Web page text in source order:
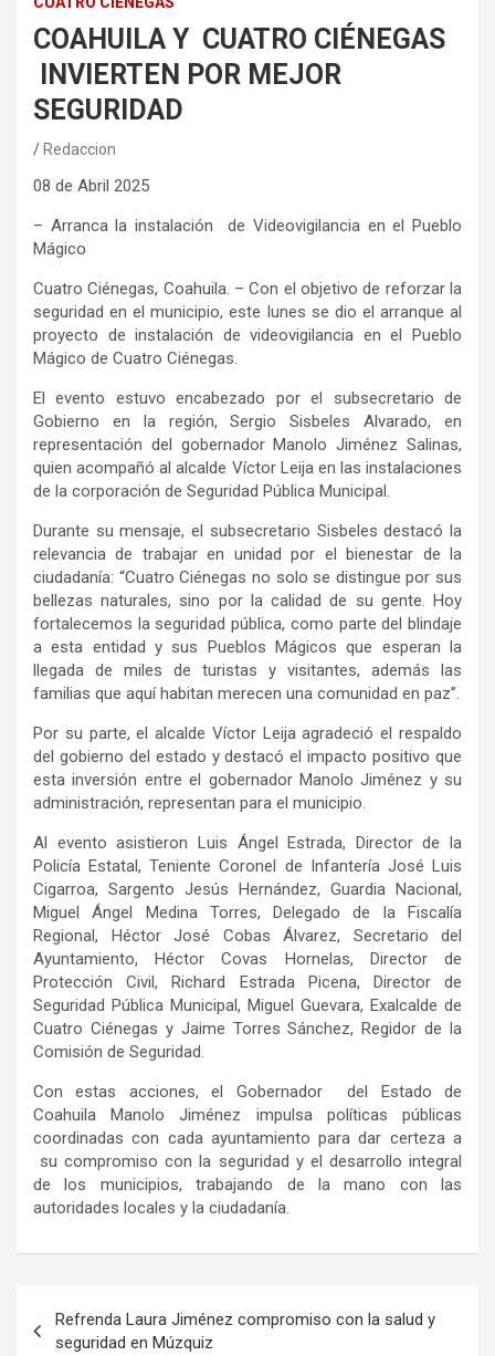
COAHUILA Y CUATRO CIÉNEGAS
INVIERTEN POR MEJOR
SEGURIDAD
Redaccion
08 de Abril 2025
– Arranca la instalación de Videovigilancia en el Pueblo
Mágico
Cuatro Ciénegas, Coahuila. – Con el objetivo de reforzar la
seguridad en el municipio, este lunes se dio el arranque al
proyecto de instalación de videovigilancia en el Pueblo
Mágico de Cuatro Ciénegas.
El evento estuvo encabezado por el subsecretario de
Gobierno en la región, Sergio Sisbeles Alvarado, en
representación del gobernador Manolo Jiménez Salinas,
quien acompañó al alcalde Víctor Leija en las instalaciones
de la corporación de Seguridad Pública Municipal.
Durante su mensaje, el subsecretario Sisbeles destacó la
relevancia de trabajar en unidad por el bienestar de la
ciudadanía: “Cuatro Ciénegas no solo se distingue por sus
bellezas naturales, sino por la calidad de su gente. Hoy
fortalecemos la seguridad pública, como parte del blindaje
a esta entidad y sus Pueblos Mágicos que esperan la
llegada de miles de turistas y visitantes, además las
familias que aquí habitan merecen una comunidad en paz”.
Por su parte, el alcalde Víctor Leija agradeció el respaldo
del gobierno del estado y destacó el impacto positivo que
esta inversión entre el gobernador Manolo Jiménez y su
administración, representan para el municipio.
Al evento asistieron
Luis Ángel Estrada, Director de la
Policía Estatal, Teniente Coronel de Infantería José Luis
Cigarroa, Sargento Jesús Hernández, Guardia Nacional,
Miguel Ángel Medina Torres, Delegado de la Fiscalía
Regional, Héctor José Cobas Álvarez, Secretario del
Ayuntamiento, HéctorCovas Hornelas, Director de
Protección Civil, Richard Estrada
Picena, Director de
Seguridad Pública Municipal, Miguel Guevara, Exalcalde de
Cuatro Ciénegas y Jaime Torres Sánchez, Regidor de la
Comisión de Seguridad.
Con estas acciones, el Gobernador del Estado de
Coahuila Manolo Jiménez impulsa políticas públicas
coordinadas con cada ayuntamiento para dar certeza a
su compromiso con la seguridad y el desarrollo integral
de los municipios, trabajando de la mano con las
autoridades locales y la ciudadanía.
de
Refrenda Laura Jiménez compromiso con la salud y
seguridad en Múzquiz